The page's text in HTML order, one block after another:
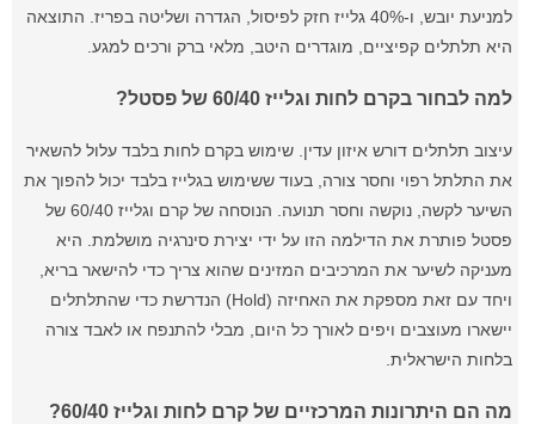
למניעת יובש, ו-40% גלייז חזק לפיסול, הגדרה ושליטה בפריז. התוצאה
היא תלתלים קפיציים, מוגדרים היטב, מלאי ברק ורכים למגע.
למה לבחור בקרם לחות וגלייז 60/40 של פסטל?
עיצוב תלתלים דורש איזון עדין. שימוש בקרם לחות בלבד עלול להשאיר
את התלתל רפוי וחסר צורה, בעוד ששימוש בגלייז בלבד יכול להפוך את
השיער לקשה, נוקשה וחסר תנועה. הנוסחה של קרם וגלייז 60/40 של
פסטל פותרת את הדילמה הזו על ידי יצירת סינרגיה מושלמת. היא
מעניקה לשיער את המרכיבים המזינים שהוא צריך כדי להישאר בריא,
ויחד עם זאת מספקת את האחיזה (Hold) הנדרשת כדי שהתלתלים
יישארו מעוצבים ויפים לאורך כל היום, מבלי להתנפח או לאבד צורה
בלחות הישראלית.
מה הם היתרונות המרכזיים של קרם לחות וגלייז 60/40?